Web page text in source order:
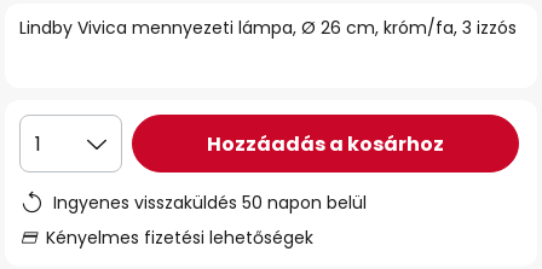
Lindby Vivica mennyezeti lámpa, Ø 26 cm, króm/fa, 3 izzós
1 Hozzáadás a kosárhoz
Ingyenes visszaküldés 50 napon belül
Kényelmes fizetési lehetőségek